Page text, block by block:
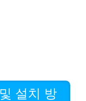
설치 방